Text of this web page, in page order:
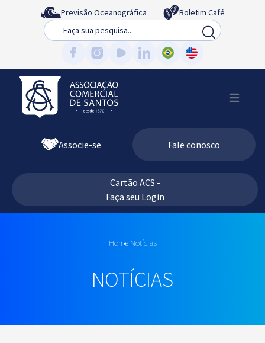
Previsão Oceanográfica
Boletim Café
Busca
Associe-se Fale conosco
Cartão ACS -
Faça seu Login
Home Notícias
NOTÍCIAS